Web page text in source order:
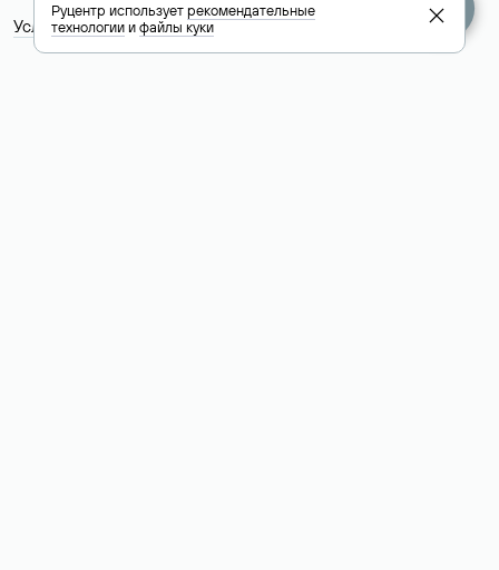
Условия использования Whois-сервиса
Руцентр используетрекомендательные
технологииифайлы куки